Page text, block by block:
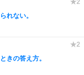
れない。
きの答え方。